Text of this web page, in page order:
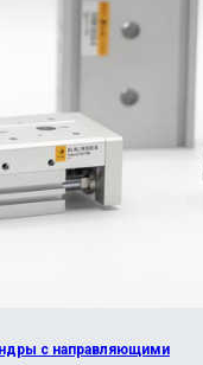
с направляющими